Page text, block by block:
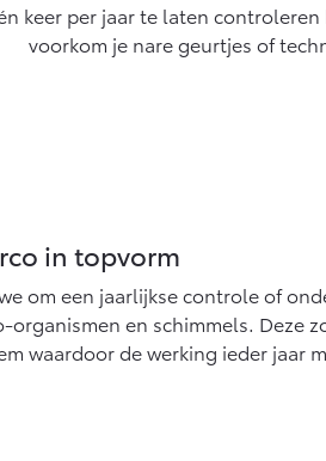
(excl. BTW)
Land Cruiser
keer per jaar te laten
voorkom je nare geurtjes of
in topvorm
om een jaarlijkse controle of
en schimmels. Deze
waardoor de werking ieder